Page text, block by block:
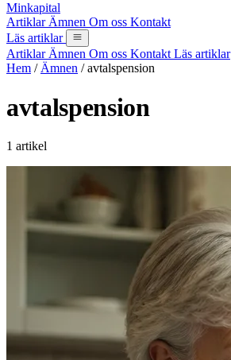
Minkapital
Artiklar Ämnen Om oss Kontakt
Läs artiklar
Artiklar Ämnen Om oss Kontakt Läs artiklar
Hem / Ämnen / avtalspension
avtalspension
1 artikel